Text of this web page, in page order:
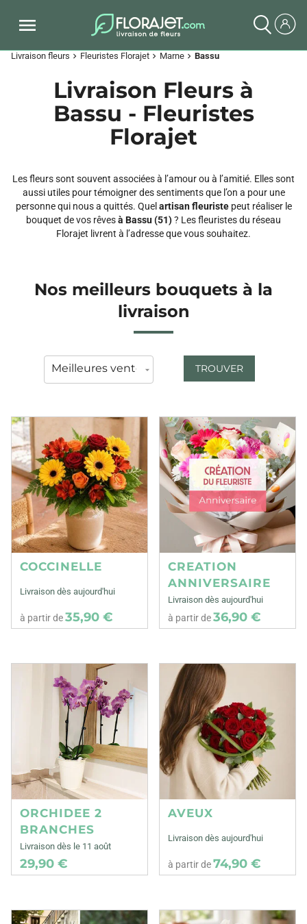
Livraison fleurs chevron_right Fleuristes Florajet chevron_right Marne chevron_right Bassu
Livraison Fleurs à
Bassu - Fleuristes
Florajet
Les fleurs sont souvent associées à l’amour ou à l’amitié. Elles sont
aussi utiles pour témoigner des sentiments que l’on a pour une
personne qui nous a quittés. Quel artisan fleuristepeut réaliser le
bouquet de vos rêvesà Bassu (51)? Les fleuristes du réseau
Florajet livrent à l’adresse que vous souhaitez.
Nos meilleurs bouquets à la
livraison
TROUVER
COCCINELLE
Livraison dès aujourd'hui
à partir de35,90 €
CREATION
ANNIVERSAIRE
Livraison dès aujourd'hui
à partir de36,90 €
ORCHIDEE 2
BRANCHES
Livraison dès le 11 août
29,90 €
AVEUX
Livraison dès aujourd'hui
à partir de74,90 €